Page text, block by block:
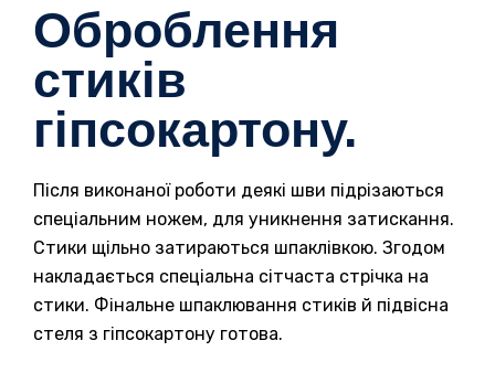
Оброблення
стиків
гіпсокартону.
Після виконаної роботи деякі шви підрізаються
спеціальним ножем, для уникнення затискання.
Стики щільно затираються шпаклівкою. Згодом
накладається спеціальна сітчаста стрічка на
стики. Фінальне шпаклювання стиків й підвісна
стеля з гіпсокартону готова.